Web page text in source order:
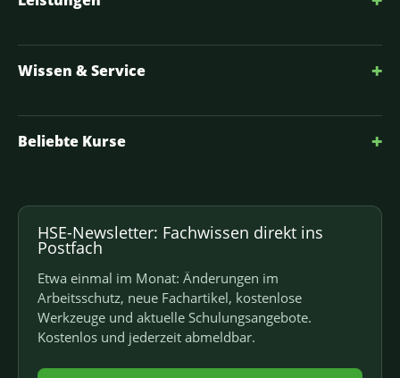
Wissen & Service +
Beliebte Kurse +
HSE-Newsletter: Fachwissen direkt ins
Postfach
Etwa einmal im Monat: Änderungen im
Arbeitsschutz, neue Fachartikel, kostenlose
Werkzeuge und aktuelle Schulungsangebote.
Kostenlos und jederzeit abmeldbar.